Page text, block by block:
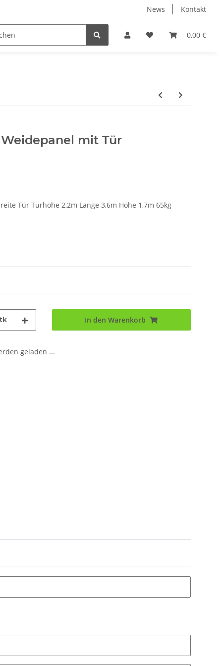
News Kontakt
0,00 €
Holzpelletts Jansen Produkte fertig montiert
mit Tür
Tür Türhöhe 2,2m Länge 3,6m Höhe 1,7m 65kg
In den Warenkorb
geladen ...